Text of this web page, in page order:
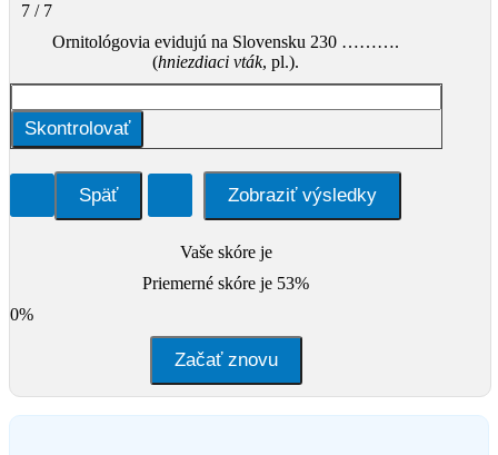
7 / 7
Ornitológovia evidujú na Slovensku 230 ……….
(hniezdiaci vták, pl.).
Skontrolovať
Vaše skóre je
Priemerné skóre je 53%
0%
Začať znovu